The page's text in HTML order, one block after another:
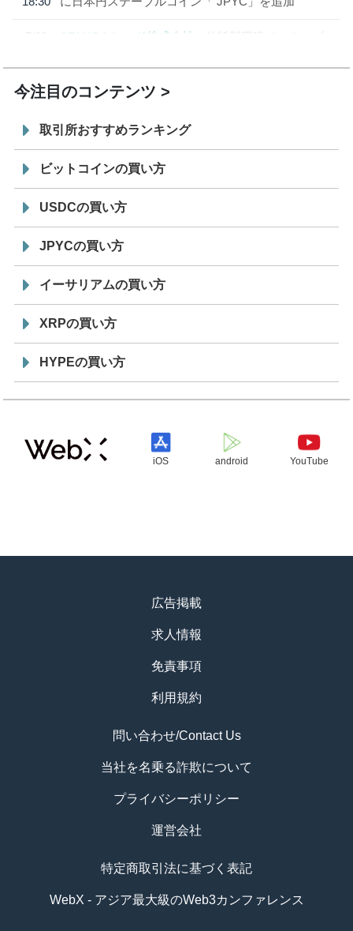
7/29
SBI VCトレード株式会社
信託型円建てステーブル
今注目のコンテンツ
取引所おすすめランキング
ビットコインの買い方
USDCの買い方
JPYCの買い方
イーサリアムの買い方
XRPの買い方
HYPEの買い方
iOS android YouTube
広告掲載
求人情報
免責事項
利用規約
問い合わせ/Contact Us
当社を名乗る詐欺について
プライバシーポリシー
運営会社
特定商取引法に基づく表記
WebX - アジア最大級のWeb3カンファレンス